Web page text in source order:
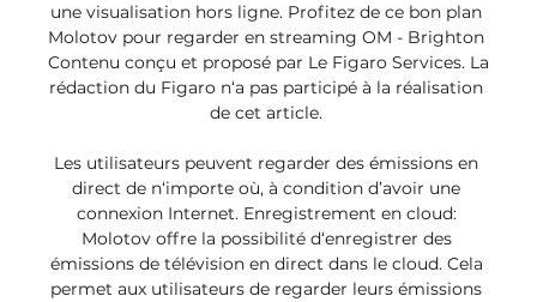
une visualisation hors ligne. Profitez de ce bon plan
Molotov pour regarder en streaming OM - Brighton
Contenu conçu et proposé par Le Figaro Services. La
rédaction du Figaro n‘a pas participé à la réalisation
de cet article.
Les utilisateurs peuvent regarder des émissions en
direct de n‘importe où, à condition d’avoir une
connexion Internet. Enregistrement en cloud:
Molotov offre la possibilité d‘enregistrer des
émissions de télévision en direct dans le cloud. Cela
permet aux utilisateurs de regarder leurs émissions